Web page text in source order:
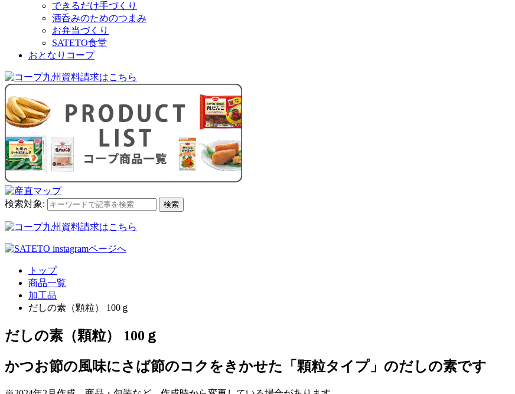
できるだけ手づくり
酒呑みのためのつまみ
お弁当づくり
SATETO食堂
おとなりコープ
検索対象: 検索
トップ
商品一覧
加工品
だしの素（顆粒） 100ｇ
だしの素（顆粒） 100ｇ
かつお節の風味にさば節のコクをきかせた「顆粒タイプ」のだしの素です